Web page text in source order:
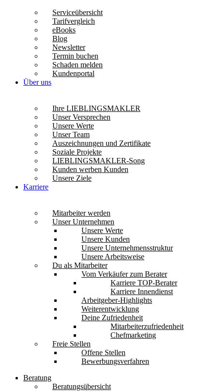
Serviceübersicht
Tarifvergleich
eBooks
Blog
Newsletter
Termin buchen
Schaden melden
Kundenportal
Über uns
Ihre LIEBLINGSMAKLER
Unser Versprechen
Unsere Werte
Unser Team
Auszeichnungen und Zertifikate
Soziale Projekte
LIEBLINGSMAKLER-Song
Kunden werben Kunden
Unsere Ziele
Karriere
Mitarbeiter werden
Unser Unternehmen
Unsere Werte
Unsere Kunden
Unsere Unternehmensstruktur
Unsere Arbeitsweise
Du als Mitarbeiter
Vom Verkäufer zum Berater
Karriere TOP-Berater
Karriere Innendienst
Arbeitgeber-Highlights
Weiterentwicklung
Deine Zufriedenheit
Mitarbeiterzufriedenheit
Chefmarketing
Freie Stellen
Offene Stellen
Bewerbungsverfahren
Beratung
Beratungsübersicht